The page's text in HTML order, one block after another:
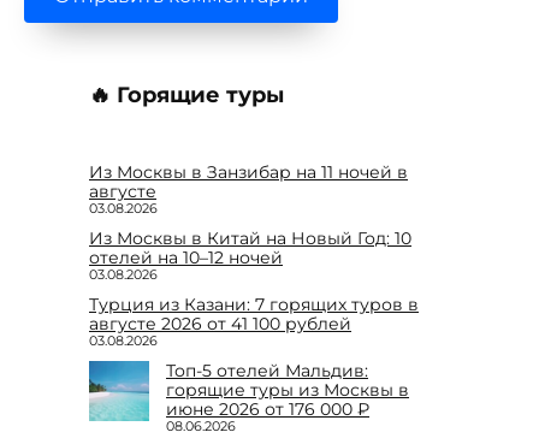
🔥 Горящие туры
Из Москвы в Занзибар на 11 ночей в
августе
03.08.2026
Из Москвы в Китай на Новый Год: 10
отелей на 10–12 ночей
03.08.2026
Турция из Казани: 7 горящих туров в
августе 2026 от 41 100 рублей
03.08.2026
Топ-5 отелей Мальдив:
горящие туры из Москвы в
июне 2026 от 176 000 ₽
08.06.2026